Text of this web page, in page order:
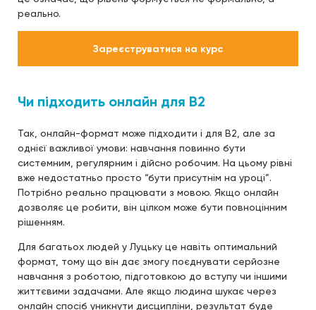
реально.
Зареєструватися на курс
Чи підходить онлайн для B2
Так, онлайн-формат може підходити і для B2, але за
однієї важливої умови: навчання повинно бути
системним, регулярним і дійсно робочим. На цьому рівні
вже недостатньо просто “бути присутнім на уроці”.
Потрібно реально працювати з мовою. Якщо онлайн
дозволяє це робити, він цілком може бути повноцінним
рішенням.
Для багатьох людей у Луцьку це навіть оптимальний
формат, тому що він дає змогу поєднувати серйозне
навчання з роботою, підготовкою до вступу чи іншими
життєвими задачами. Але якщо людина шукає через
онлайн спосіб уникнути дисципліни, результат буде